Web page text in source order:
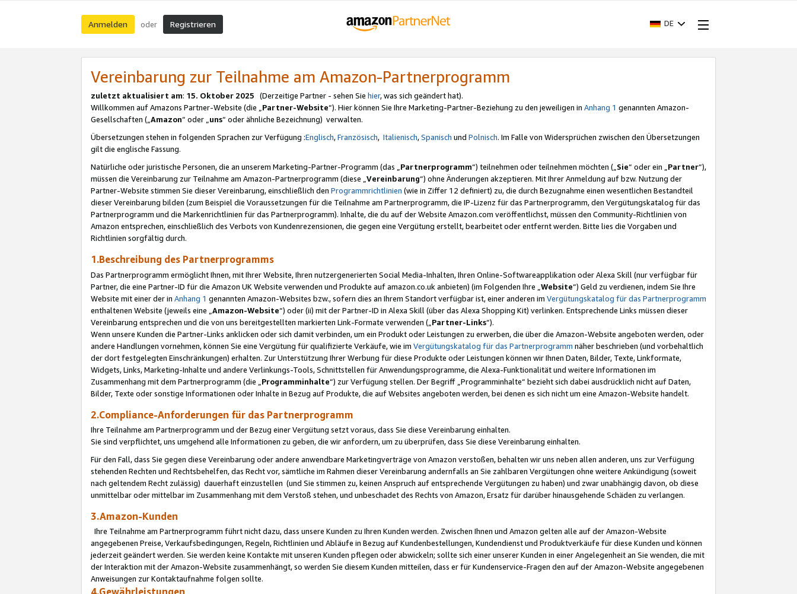
Anmelden oder Registrieren DE
Vereinbarung zur Teilnahme am Amazon-Partnerprogramm
zuletzt aktualisiert am: 15. Oktober 2025 (Derzeitige Partner - sehen Sie hier, was sich geändert hat).
Willkommen auf Amazons Partner-Website (die „Partner-Website“). Hier können Sie Ihre Marketing-Partner-Beziehung zu den jeweiligen in Anhang 1 genannten Amazon-
Gesellschaften („Amazon“ oder „uns“ oder ähnliche Bezeichnung) verwalten.
Übersetzungen stehen in folgenden Sprachen zur Verfügung :Englisch,Französisch, Italienisch,Spanisch und Polnisch. Im Falle von Widersprüchen zwischen den Übersetzungen
gilt die englische Fassung.
Natürliche oder juristische Personen, die an unserem Marketing-Partner-Programm (das „Partnerprogramm“) teilnehmen oder teilnehmen möchten („Sie“ oder ein „Partner“),
müssen die Vereinbarung zur Teilnahme am Amazon-Partnerprogramm (diese „Vereinbarung“) ohne Änderungen akzeptieren. Mit Ihrer Anmeldung auf bzw. Nutzung der
Partner-Website stimmen Sie dieser Vereinbarung, einschließlich den Programmrichtlinien (wie in Ziffer 12 definiert) zu, die durch Bezugnahme einen wesentlichen Bestandteil
dieser Vereinbarung bilden (zum Beispiel die Voraussetzungen für die Teilnahme am Partnerprogramm, die IP-Lizenz für das Partnerprogramm, den Vergütungskatalog für das
Partnerprogramm und die Markenrichtlinien für das Partnerprogramm). Inhalte, die du auf der Website Amazon.com veröffentlichst, müssen den Community-Richtlinien von
Amazon entsprechen, einschließlich des Verbots von Kundenrezensionen, die gegen eine Vergütung erstellt, bearbeitet oder entfernt werden. Bitte lies die Vorgaben und
Richtlinien sorgfältig durch.
1.Beschreibung des Partnerprogramms
Das Partnerprogramm ermöglicht Ihnen, mit Ihrer Website, Ihren nutzergenerierten Social Media-Inhalten, Ihren Online-Softwareapplikation oder Alexa Skill (nur verfügbar für
Partner, die eine Partner-ID für die Amazon UK Website verwenden und Produkte auf amazon.co.uk anbieten) (im Folgenden Ihre „ Website“) Geld zu verdienen, indem Sie Ihre
Website mit einer der in Anhang 1 genannten Amazon-Websites bzw., sofern dies an Ihrem Standort verfügbar ist, einer anderen im Vergütungskatalog für das Partnerprogramm
enthaltenen Website (jeweils eine „ Amazon-Website“) oder (ii) mit der Partner-ID in Alexa Skill (über das Alexa Shopping Kit) verlinken. Entsprechende Links müssen dieser
Vereinbarung entsprechen und die von uns bereitgestellten markierten Link-Formate verwenden („ Partner-Links“).
Wenn unsere Kunden die Partner-Links anklicken oder sich damit verbinden, um ein Produkt oder Leistungen zu erwerben, die über die Amazon-Website angeboten werden, oder
andere Handlungen vornehmen, können Sie eine Vergütung für qualifizierte Verkäufe, wie im Vergütungskatalog für das Partnerprogramm näher beschrieben (und vorbehaltlich
der dort festgelegten Einschränkungen) erhalten. Zur Unterstützung Ihrer Werbung für diese Produkte oder Leistungen können wir Ihnen Daten, Bilder, Texte, Linkformate,
Widgets, Links, Marketing-Inhalte und andere Verlinkungs-Tools, Schnittstellen für Anwendungsprogramme, die Alexa-Funktionalität und weitere Informationen im
Zusammenhang mit dem Partnerprogramm (die „ Programminhalte“) zur Verfügung stellen. Der Begriff „Programminhalte“ bezieht sich dabei ausdrücklich nicht auf Daten,
Bilder, Texte oder sonstige Informationen oder Inhalte in Bezug auf Produkte, die auf Websites angeboten werden, bei denen es sich nicht um eine Amazon-Website handelt.
2.Compliance-Anforderungen für das Partnerprogramm
Ihre Teilnahme am Partnerprogramm und der Bezug einer Vergütung setzt voraus, dass Sie diese Vereinbarung einhalten.
Sie sind verpflichtet, uns umgehend alle Informationen zu geben, die wir anfordern, um zu überprüfen, dass Sie diese Vereinbarung einhalten.
Für den Fall, dass Sie gegen diese Vereinbarung oder andere anwendbare Marketingverträge von Amazon verstoßen, behalten wir uns neben allen anderen, uns zur Verfügung
stehenden Rechten und Rechtsbehelfen, das Recht vor, sämtliche im Rahmen dieser Vereinbarung andernfalls an Sie zahlbaren Vergütungen ohne weitere Ankündigung (soweit
nach geltendem Recht zulässig) dauerhaft einzustellen (und Sie stimmen zu, keinen Anspruch auf entsprechende Vergütungen zu haben) und zwar unabhängig davon, ob diese
unmittelbar oder mittelbar im Zusammenhang mit dem Verstoß stehen, und unbeschadet des Rechts von Amazon, Ersatz für darüber hinausgehende Schäden zu verlangen.
3.Amazon-Kunden
Ihre Teilnahme am Partnerprogramm führt nicht dazu, dass unsere Kunden zu Ihren Kunden werden. Zwischen Ihnen und Amazon gelten alle auf der Amazon-Website
angegebenen Preise, Verkaufsbedingungen, Regeln, Richtlinien und Abläufe in Bezug auf Kundenbestellungen, Kundendienst und Produktverkäufe für diese Kunden und können
jederzeit geändert werden. Sie werden keine Kontakte mit unseren Kunden pflegen oder abwickeln; sollte sich einer unserer Kunden in einer Angelegenheit an Sie wenden, die mit
der Interaktion mit der Amazon-Website zusammenhängt, so werden Sie diesem Kunden mitteilen, dass er für Kundenservice-Fragen den auf der Amazon-Website angegebenen
Anweisungen zur Kontaktaufnahme folgen sollte.
4.Gewährleistungen